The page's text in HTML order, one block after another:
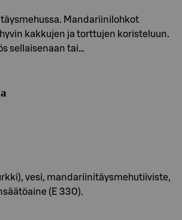
Mandariinilohkot
kakkujen ja torttujen koristeluun.
sellaisenaan tai…
vesi, mandariinitäysmehutiiviste,
(E 330).